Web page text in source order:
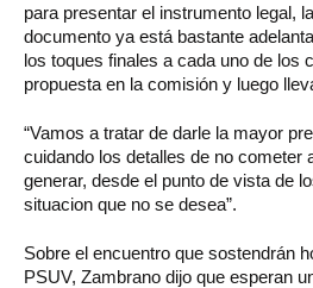
para presentar el instrumento legal,
documento ya está bastante
los toques finales a cada uno de los
propuesta en la comisión y luego
“Vamos a tratar de darle la mayor
cuidando los detalles de no cometer
generar, desde el punto de vista de
situacion que no se desea”.
Sobre el encuentro que sostendrán
PSUV, Zambrano dijo que esperan